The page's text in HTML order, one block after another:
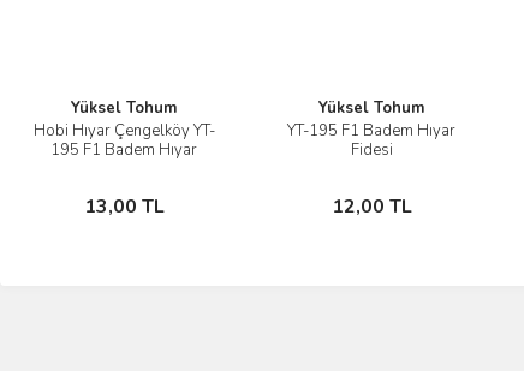
Yüksel Tohum
Hobi Hıyar Çengelköy YT-
195 F1 Badem Hıyar
13,00 TL
İncele
Sepete Ekle
Yüksel Tohum
YT-195 F1 Badem Hıyar
Fidesi
12,00 TL
İncele
Sepete Ekle